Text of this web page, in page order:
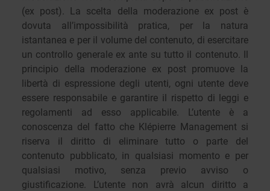
(ex post). La scelta della moderazione ex post è
dovuta all’impossibilità pratica, per la natura
istantanea e per il volume del contenuto, di esercitare
un controllo generale ex ante su tutto il contenuto. Il
principio della moderazione ex post promuove la
libertà di espressione degli utenti, ogni utente deve
essere responsabile e garantire il rispetto di leggi e
regolamenti ad esso applicabile. L’utente è a
conoscenza del fatto che Klépierre Management si
riserva il diritto di eliminare tutto o parte del
contenuto pubblicato, in qualsiasi momento e per
qualsiasi motivo, senza previo avviso o
giustificazione. L’utente non avrà alcun diritto a